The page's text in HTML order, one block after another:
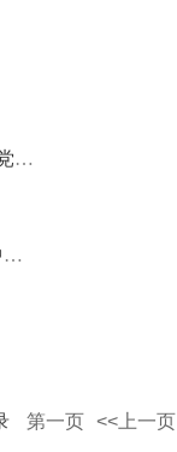
第一页 <<上一页